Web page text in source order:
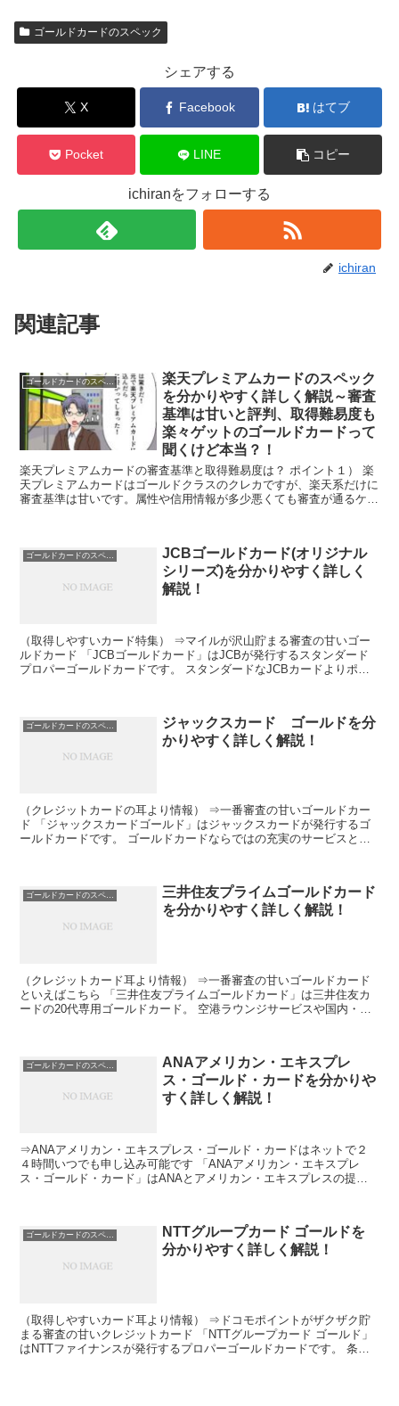
ゴールドカードのスペック
シェアする
X Facebook はてブ
Pocket LINE コピー
ichiranをフォローする
ichiran
関連記事
ゴールドカードのスペック
楽天プレミアムカードのスペック
を分かりやすく詳しく解説～審査
基準は甘いと評判、取得難易度も
楽々ゲットのゴールドカードって
聞くけど本当？！
楽天プレミアムカードの審査基準と取得難易度は？ ポイント１） 楽
天プレミアムカードはゴールドクラスのクレカですが、楽天系だけに
審査基準は甘いです。属性や信用情報が多少悪くても審査が通るケー
ゴールドカードのスペック
JCBゴールドカード(オリジナル
シリーズ)を分かりやすく詳しく
解説！
（取得しやすいカード特集） ⇒マイルが沢山貯まる審査の甘いゴー
ルドカード 「JCBゴールドカード」はJCBが発行するスタンダード
プロパーゴールドカードです。 スタンダードなJCBカードよりポイ
ゴールドカードのスペック
ジャックスカード ゴールドを分
かりやすく詳しく解説！
（クレジットカードの耳より情報） ⇒一番審査の甘いゴールドカー
ド 「ジャックスカードゴールド」はジャックスカードが発行するゴ
ールドカードです。 ゴールドカードならではの充実のサービスと特
ゴールドカードのスペック
三井住友プライムゴールドカード
を分かりやすく詳しく解説！
（クレジットカード耳より情報） ⇒一番審査の甘いゴールドカード
といえばこちら 「三井住友プライムゴールドカード」は三井住友カ
ードの20代専用ゴールドカード。 空港ラウンジサービスや国内・海
ゴールドカードのスペック
ANAアメリカン・エキスプレ
ス・ゴールド・カードを分かりや
すく詳しく解説！
⇒ANAアメリカン・エキスプレス・ゴールド・カードはネットで２
４時間いつでも申し込み可能です 「ANAアメリカン・エキスプレ
ス・ゴールド・カード」はANAとアメリカン・エキスプレスの提携
ゴールドカードのスペック
NTTグループカード ゴールドを
分かりやすく詳しく解説！
（取得しやすいカード耳より情報） ⇒ドコモポイントがザクザク貯
まる審査の甘いクレジットカード 「NTTグループカード ゴールド」
はNTTファイナンスが発行するプロパーゴールドカードです。 条件